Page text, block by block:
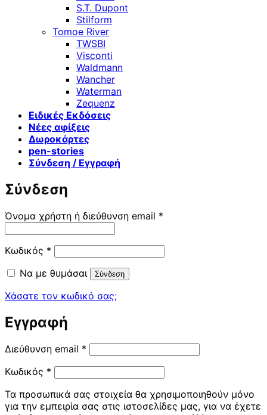
S.T. Dupont
Stilform
Tomoe River
TWSBI
Visconti
Waldmann
Wancher
Waterman
Zequenz
Ειδικές Εκδόσεις
Νέες αφίξεις
Δωροκάρτες
pen-stories
Σύνδεση / Εγγραφή
Σύνδεση
Όνομα χρήστη ή διεύθυνση email *
Κωδικός * Απαιτείται
Να με θυμάσαι
Σύνδεση
Χάσατε τον κωδικό σας;
Εγγραφή
Διεύθυνση email * Απαιτείται
Κωδικός * Απαιτείται
Τα προσωπικά σας στοιχεία θα χρησιμοποιηθούν μόνο
για την εμπειρία σας στις ιστοσελίδες μας, για να έχετε